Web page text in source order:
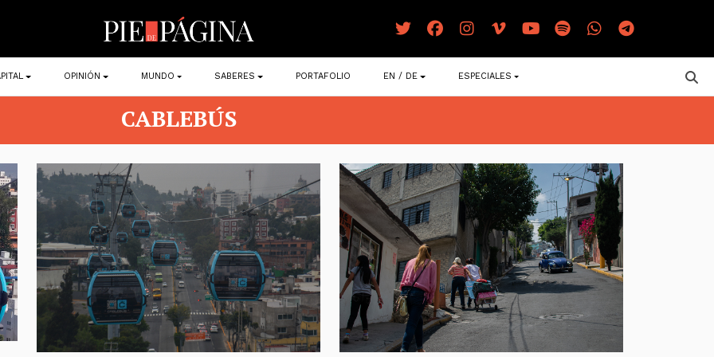
OPINIÓN MUNDO SABERES PORTAFOLIO EN / DE ESPECIALES
CABLEBÚS